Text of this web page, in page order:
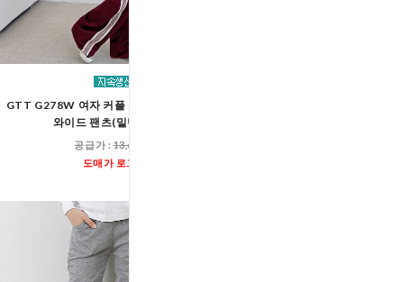
GTT G278W 여자 커플 트레이닝 테잎 트랙
와이드 팬츠(밑단스트링)
공급가 :13,600원
도매가 로그인